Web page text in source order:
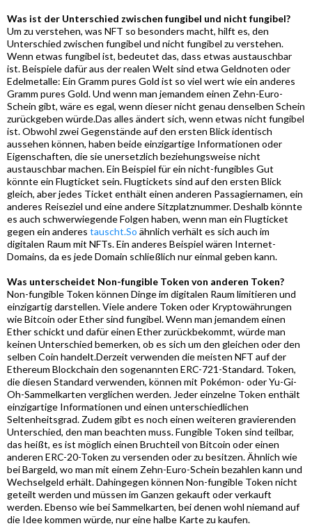
Was ist der Unterschied zwischen fungibel und nicht fungibel?
Um zu verstehen, was NFT so besonders macht, hilft es, den
Unterschied zwischen fungibel und nicht fungibel zu verstehen.
Wenn etwas fungibel ist, bedeutet das, dass etwas austauschbar
ist. Beispiele dafür aus der realen Welt sind etwa Geldnoten oder
Edelmetalle: Ein Gramm pures Gold ist so viel wert wie ein anderes
Gramm pures Gold. Und wenn man jemandem einen Zehn-Euro-
Schein gibt, wäre es egal, wenn dieser nicht genau denselben Schein
zurückgeben würde.Das alles ändert sich, wenn etwas nicht fungibel
ist. Obwohl zwei Gegenstände auf den ersten Blick identisch
aussehen können, haben beide einzigartige Informationen oder
Eigenschaften, die sie unersetzlich beziehungsweise nicht
austauschbar machen. Ein Beispiel für ein nicht-fungibles Gut
könnte ein Flugticket sein. Flugtickets sind auf den ersten Blick
gleich, aber jedes Ticket enthält einen anderen Passagiernamen, ein
anderes Reiseziel und eine andere Sitzplatznummer. Deshalb könnte
es auch schwerwiegende Folgen haben, wenn man ein Flugticket
gegen ein anderes tauscht.So ähnlich verhält es sich auch im
digitalen Raum mit NFTs. Ein anderes Beispiel wären Internet-
Domains, da es jede Domain schließlich nur einmal geben kann.
Was unterscheidet Non-fungible Token von anderen Token?
Non-fungible Token können Dinge im digitalen Raum limitieren und
einzigartig darstellen. Viele andere Token oder Kryptowährungen
wie Bitcoin oder Ether sind fungibel. Wenn man jemandem einen
Ether schickt und dafür einen Ether zurückbekommt, würde man
keinen Unterschied bemerken, ob es sich um den gleichen oder den
selben Coin handelt.Derzeit verwenden die meisten NFT auf der
Ethereum Blockchain den sogenannten ERC-721-Standard. Token,
die diesen Standard verwenden, können mit Pokémon- oder Yu-Gi-
Oh-Sammelkarten verglichen werden. Jeder einzelne Token enthält
einzigartige Informationen und einen unterschiedlichen
Seltenheitsgrad. Zudem gibt es noch einen weiteren gravierenden
Unterschied, den man beachten muss. Fungible Token sind teilbar,
das heißt, es ist möglich einen Bruchteil von Bitcoin oder einen
anderen ERC-20-Token zu versenden oder zu besitzen. Ähnlich wie
bei Bargeld, wo man mit einem Zehn-Euro-Schein bezahlen kann und
Wechselgeld erhält. Dahingegen können Non-fungible Token nicht
geteilt werden und müssen im Ganzen gekauft oder verkauft
werden. Ebenso wie bei Sammelkarten, bei denen wohl niemand auf
die Idee kommen würde, nur eine halbe Karte zu kaufen.